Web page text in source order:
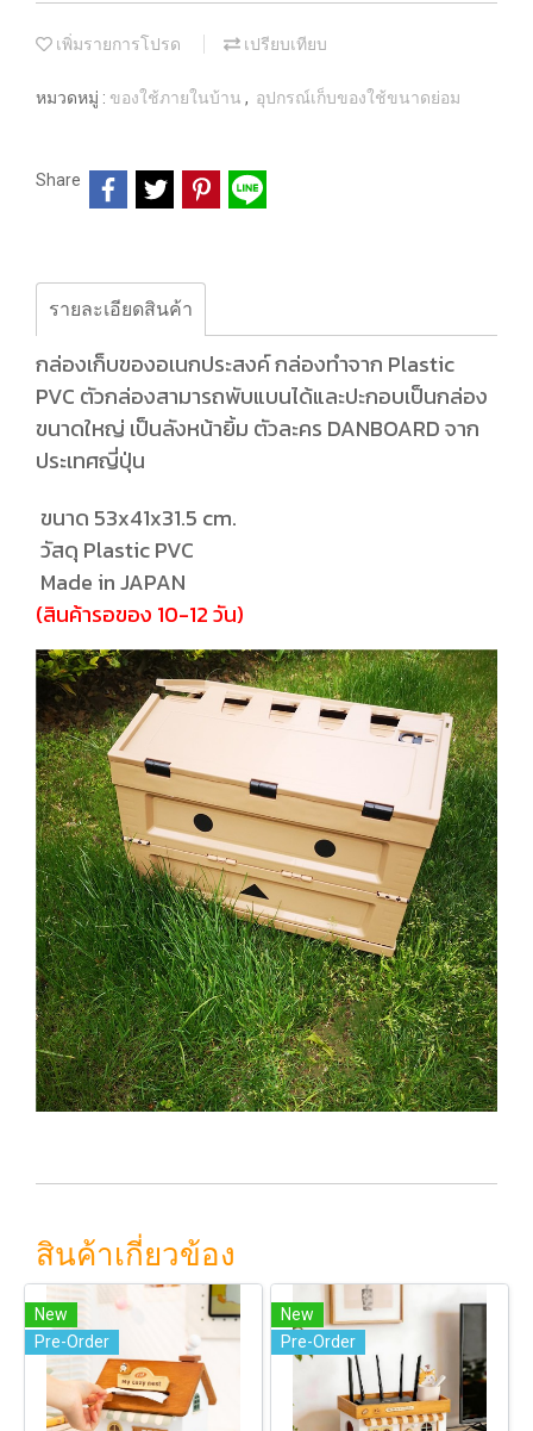
เพิ่มรายการโปรด เปรียบเทียบ
หมวดหมู่ : ของใช้ภายในบ้าน , อุปกรณ์เก็บของใช้ขนาดย่อม
Share
รายละเอียดสินค้า
กล่องเก็บของอเนกประสงค์ กล่องทำจาก Plastic
PVC ตัวกล่องสามารถพับแบนได้และปะกอบเป็นกล่อง
ขนาดใหญ่ เป็นลังหน้ายิ้ม ตัวละคร DANBOARD จาก
ประเทศญี่ปุ่น
ขนาด 53x41x31.5 cm.
วัสดุ Plastic PVC
Made in JAPAN
(สินค้ารอของ 10-12 วัน)
สินค้าเกี่ยวข้อง
New
Pre-Order
New
Pre-Order